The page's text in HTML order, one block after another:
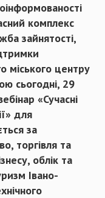
комплекс
зайнятості,
міського центру
сьогодні, 29
«Сучасні
для
за
торгівля та
облік та
Івано-